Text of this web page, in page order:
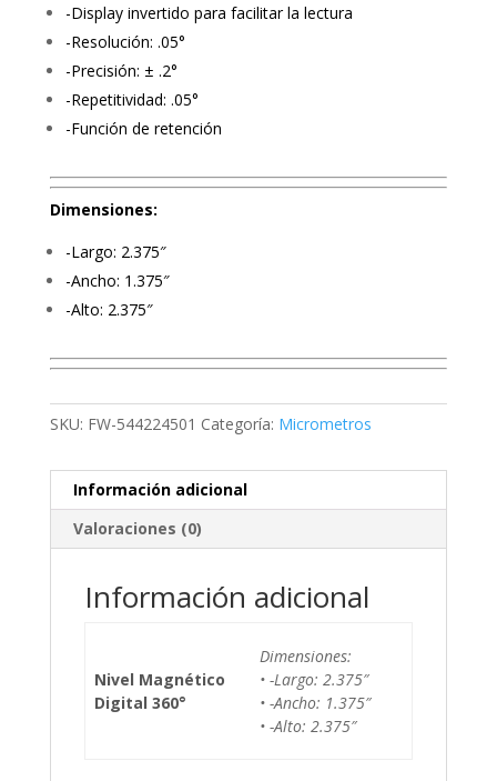
-Display invertido para facilitar la lectura
-Resolución: .05°
-Precisión: ± .2°
-Repetitividad: .05°
-Función de retención
Dimensiones:
-Largo: 2.375″
-Ancho: 1.375″
-Alto: 2.375″
SKU: FW-544224501 Categoría: Micrometros
Información adicional
Valoraciones (0)
Información adicional
Nivel Magnético
Digital 360°
Dimensiones:
• -Largo: 2.375″
• -Ancho: 1.375″
• -Alto: 2.375″